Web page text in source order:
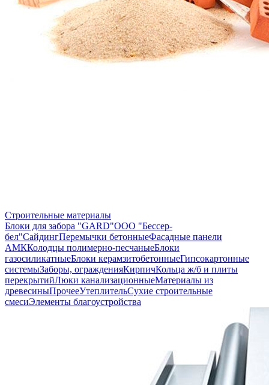
Строительные материалы
Блоки для забора "GARD"ООО "Бессер-
бел"СайдингПеремычки бетонныеФасадные панели
АМККолодцы полимерно-песчаныеБлоки
газосиликатныеБлоки керамзитобетонныеГипсокартонные
системыЗаборы, огражденияКирпичКольца ж/б и плиты
перекрытийЛюки канализационныеМатериалы из
древесиныПрочееУтеплительСухие строительные
смесиЭлементы благоустройства